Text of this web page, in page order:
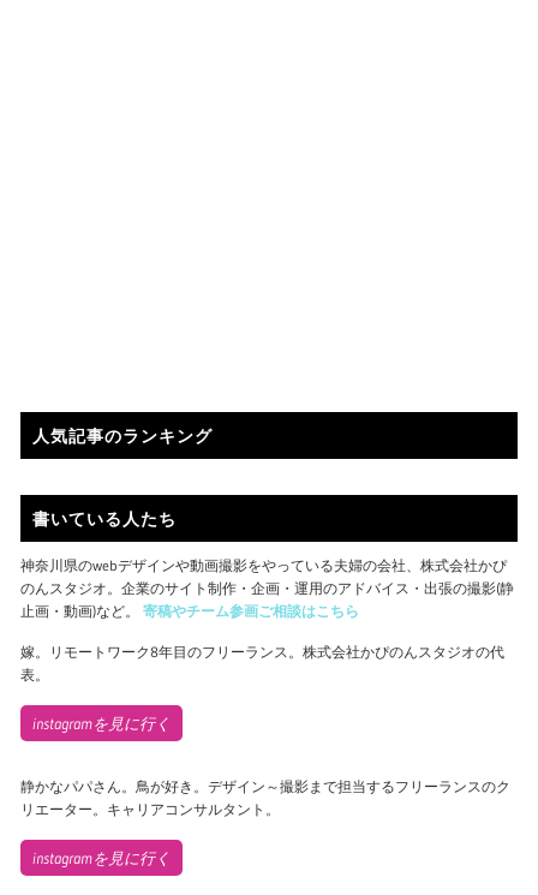
人気記事のランキング
書いている人たち
神奈川県のwebデザインや動画撮影をやっている夫婦の会社、株式会社かぴ
のんスタジオ。企業のサイト制作・企画・運用のアドバイス・出張の撮影(静
止画・動画)など。 寄稿やチーム参画ご相談はこちら
嫁。リモートワーク8年目のフリーランス。株式会社かぴのんスタジオの代
表。
instagramを見に行く
静かなパパさん。鳥が好き。デザイン～撮影まで担当するフリーランスのク
リエーター。キャリアコンサルタント。
instagramを見に行く